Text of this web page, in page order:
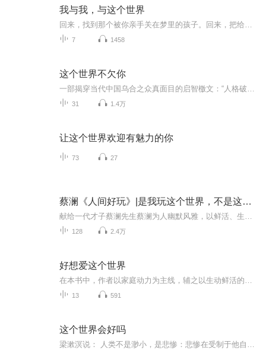
我与我，与这个世界
7 1458
这个世界不欠你
31 1.4万
让这个世界欢迎有魅力的你
73 27
蔡澜《人间好玩》|是我玩这个世界，不是这个世界玩我
128 2.4万
好想爱这个世界
13 591
这个世界会好吗